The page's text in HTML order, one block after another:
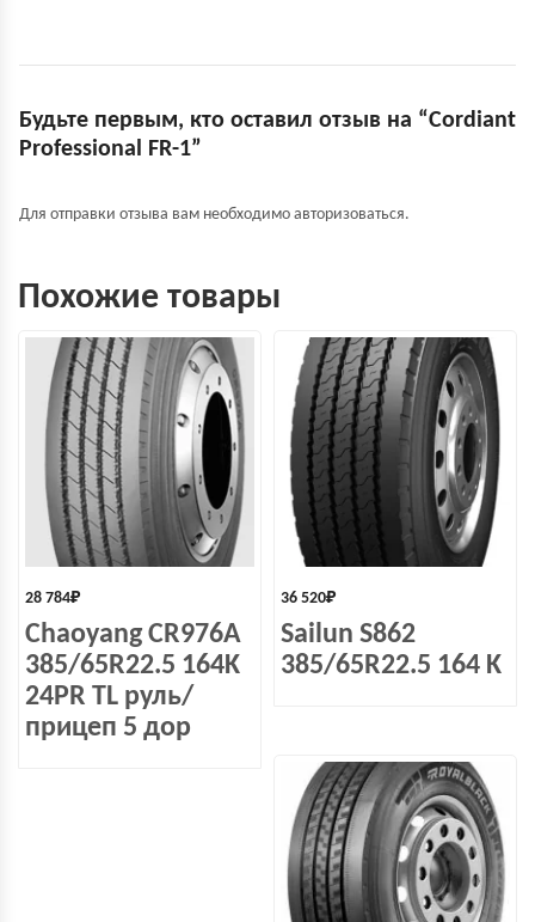
Будьте первым, кто оставил отзыв на “Cordiant
Professional FR-1”
Для отправки отзыва вам необходимо авторизоваться.
Похожие товары
28 784₽
Chaoyang CR976A
385/65R22.5 164K
24PR TL руль/
прицеп 5 дор
36 520₽
Sailun S862
385/65R22.5 164 K